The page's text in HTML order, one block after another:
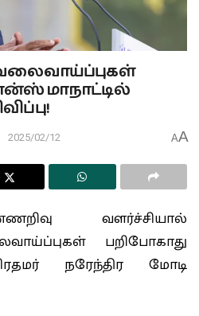
மாநாட்டில்
2025/02/12 AA
வளர்ச்சியால்
பறிபோகாது
நரேந்திர மோடி